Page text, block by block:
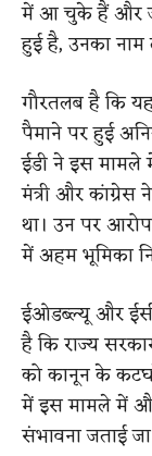
में आ चुके हैं और
हुई है, उनका नाम
गौरतलब है कि
पैमाने पर हुई
ईडी ने इस मामले
मंत्री और कांग्रेस
था। उन पर
में अहम भूमिका
ईओडब्ल्यू और
है कि राज्य
को कानून के
में इस मामले में
संभावना जताई